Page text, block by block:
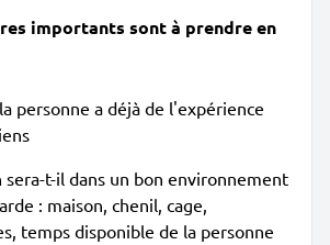
importants sont à prendre en
personne a déjà de l'expérience
sera-t-il dans un bon environnement
: maison, chenil, cage,
temps disponible de la personne